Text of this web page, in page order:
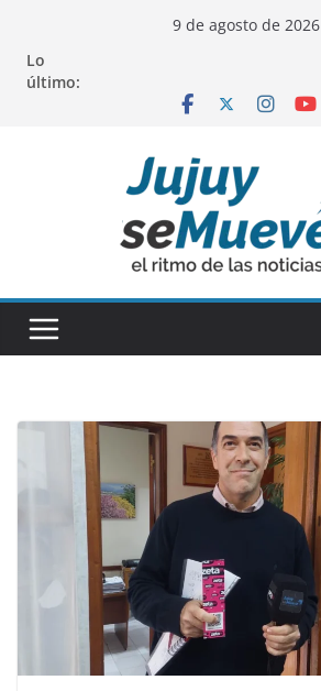
contenido
9 de agosto de 2026
Lo
último: